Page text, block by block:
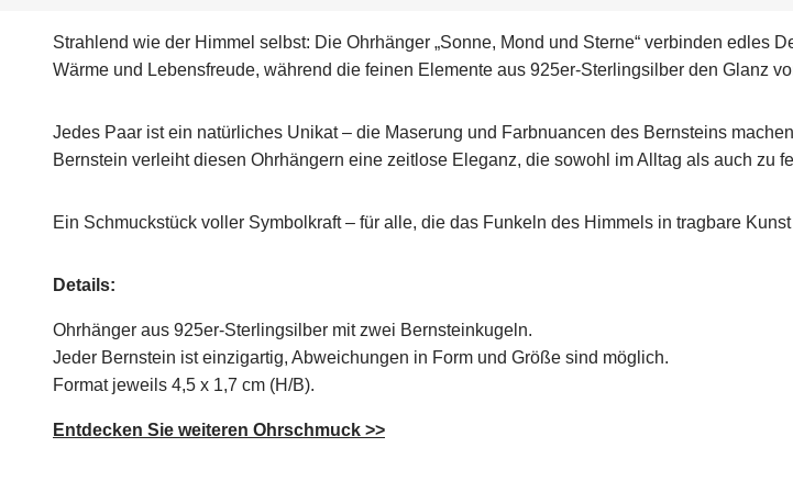
Strahlend wie der Himmel selbst: Die Ohrhänger „Sonne, Mond und Sterne“ verbinden edles
Wärme und Lebensfreude, während die feinen Elemente aus 925er‑Sterlingsilber den Glanz
Jedes Paar ist ein natürliches Unikat – die Maserung und Farbnuancen des Bernsteins
Bernstein verleiht diesen Ohrhängern eine zeitlose Eleganz, die sowohl im Alltag als auch zu
Ein Schmuckstück voller Symbolkraft – für alle, die das Funkeln des Himmels in tragbare
Details:
Ohrhänger aus 925er-Sterlingsilber mit zwei Bernsteinkugeln.
Jeder Bernstein ist einzigartig, Abweichungen in Form und Größe sind möglich.
Format jeweils 4,5 x 1,7 cm (H/B).
Entdecken Sie weiteren Ohrschmuck >>